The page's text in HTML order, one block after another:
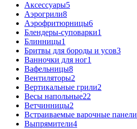
Аксессуары5
Аэрогрили8
Аэрофритюрницы6
Блендеры-суповарки1
Блинницы1
Бритвы для бороды и усов3
Ванночки для ног1
Вафельницы8
Вентиляторы2
Вертикальные грили2
Весы напольные22
Ветчинницы2
Встраиваемые варочные панели
Выпрямители4